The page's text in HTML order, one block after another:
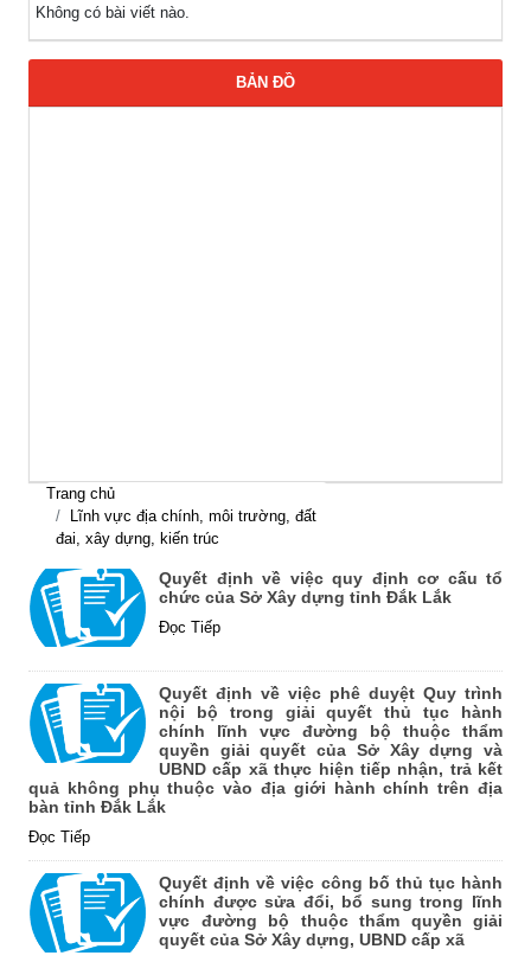
Không có bài viết nào.
BẢN ĐỒ
Trang chủ
Lĩnh vực địa chính, môi trường, đất
đai, xây dựng, kiến trúc
Quyết định về việc quy định cơ cấu tổ
chức của Sở Xây dựng tỉnh Đắk Lắk
Đọc Tiếp
Quyết định về việc phê duyệt Quy trình
nội bộ trong giải quyết thủ tục hành
chính lĩnh vực đường bộ thuộc thẩm
quyền giải quyết của Sở Xây dựng và
UBND cấp xã thực hiện tiếp nhận, trả kết
quả không phụ thuộc vào địa giới hành chính trên địa
bàn tỉnh Đắk Lắk
Đọc Tiếp
Quyết định về việc công bố thủ tục hành
chính được sửa đổi, bổ sung trong lĩnh
vực đường bộ thuộc thẩm quyền giải
quyết của Sở Xây dựng, UBND cấp xã